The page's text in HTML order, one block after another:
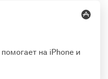
на iPhone и